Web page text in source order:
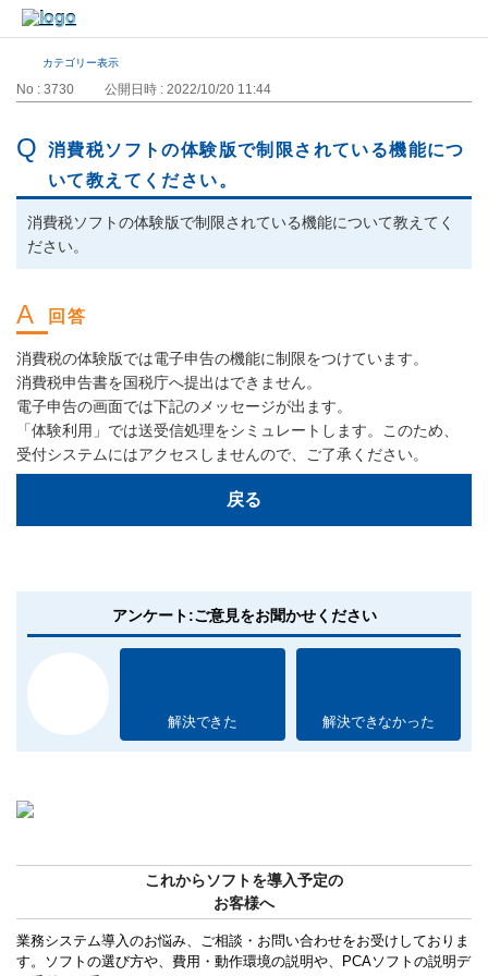
カテゴリー表示
No : 3730 公開日時 : 2022/10/20 11:44
消費税ソフトの体験版で制限されている機能につ
いて教えてください。
消費税ソフトの体験版で制限されている機能について教えてく
ださい。
消費税の体験版では電子申告の機能に制限をつけています。
消費税申告書を国税庁へ提出はできません。
電子申告の画面では下記のメッセージが出ます。
「体験利用」では送受信処理をシミュレートします。このため、
受付システムにはアクセスしませんので、ご了承ください。
戻る
アンケート:ご意見をお聞かせください
解決できた 解決できなかった
これからソフトを導入予定の
お客様へ
業務システム導入のお悩み、ご相談・お問い合わせをお受けしておりま
す。ソフトの選び方や、費用・動作環境の説明や、PCAソフトの説明デ